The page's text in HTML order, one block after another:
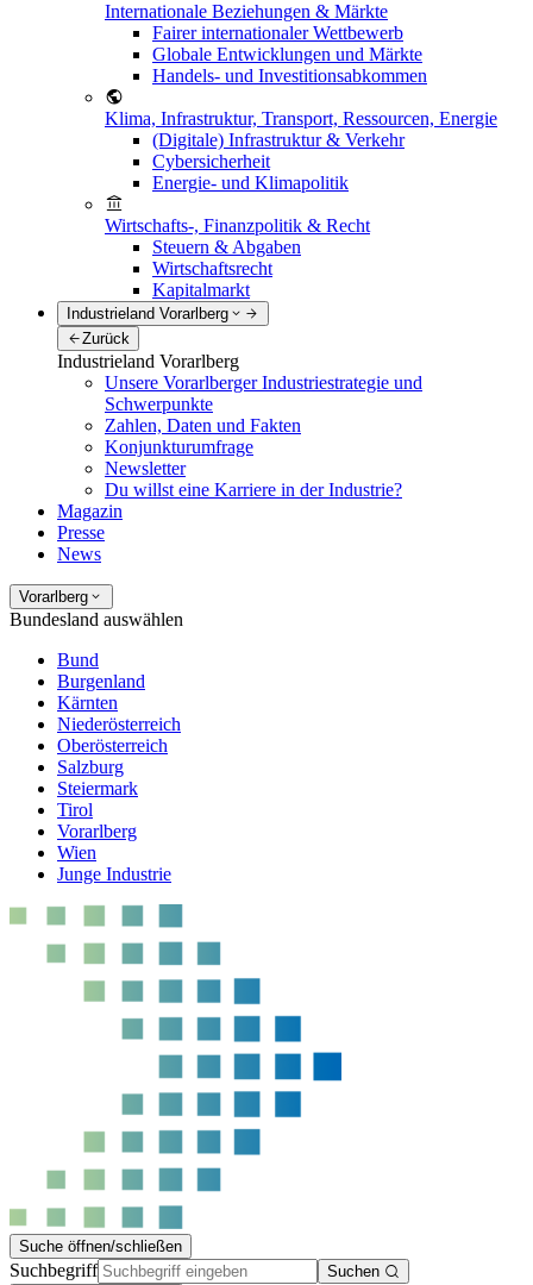
Internationale Beziehungen & Märkte
Fairer internationaler Wettbewerb
Globale Entwicklungen und Märkte
Handels- und Investitionsabkommen
Klima, Infrastruktur, Transport, Ressourcen, Energie
(Digitale) Infrastruktur & Verkehr
Cybersicherheit
Energie- und Klimapolitik
Wirtschafts-, Finanzpolitik & Recht
Steuern & Abgaben
Wirtschaftsrecht
Kapitalmarkt
Industrieland Vorarlberg
Zurück
Industrieland Vorarlberg
Unsere Vorarlberger Industriestrategie und
Schwerpunkte
Zahlen, Daten und Fakten
Konjunkturumfrage
Newsletter
Du willst eine Karriere in der Industrie?
Magazin
Presse
News
Vorarlberg
Bundesland auswählen
Bund
Burgenland
Kärnten
Niederösterreich
Oberösterreich
Salzburg
Steiermark
Tirol
Vorarlberg
Wien
Junge Industrie
Suche öffnen/schließen
Suchbegriff Suchen